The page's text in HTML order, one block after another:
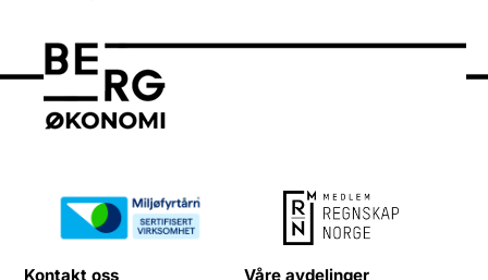
Kontakt oss Våre avdelinger